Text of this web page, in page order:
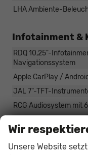
LHA Ambiente-
Infotainment &
RDQ 10,25"-
Navigationssystem
Apple CarPlay /
JAL 7"-TFT-
RCG Audiosystem mit
USB-A- und USB-C-
RS4 USB-C-
Wir
Unsere Website